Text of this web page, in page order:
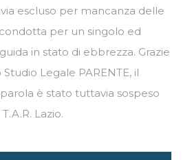
escluso per mancanza delle
per un singolo ed
in stato di ebbrezza. Grazie
Legale PARENTE, il
è stato tuttavia sospeso
Lazio.